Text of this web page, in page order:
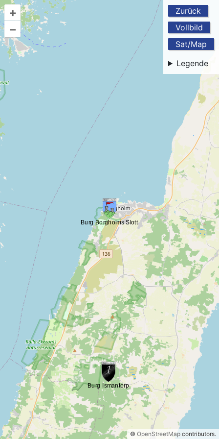
Zurück
Vollbild
Sat/Map
Legende
+
–
© OpenStreetMap contributors.